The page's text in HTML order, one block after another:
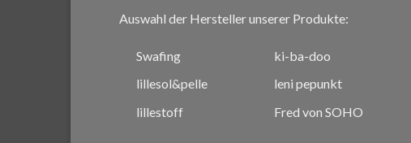
Auswahl der Hersteller unserer Produkte:
Swafing
lillesol&pelle
lillestoff
ki-ba-doo
leni pepunkt
Fred von SOHO